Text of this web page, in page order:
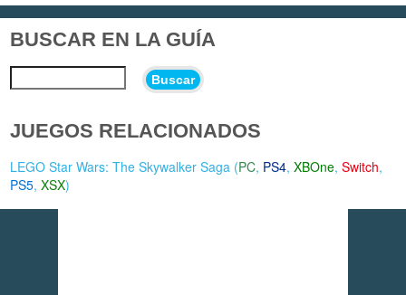
BUSCAR EN LA GUÍA
Buscar
JUEGOS RELACIONADOS
LEGO Star Wars: The Skywalker Saga (PC, PS4,XBOne,Switch,
PS5,XSX)